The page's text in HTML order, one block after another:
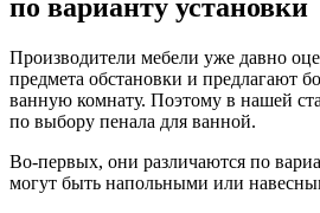
по варианту установки
Производители мебели уже давно
предмета обстановки и предлагают
ванную комнату. Поэтому в нашей
по выбору пенала для ванной.
Во-первых, они различаются по
могут быть напольными или